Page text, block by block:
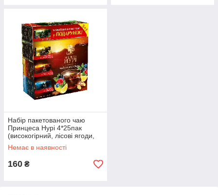
Набір пакетованого чаю
Принцеса Нурі 4*25пак
(високогірний, лісові ягоди,
лимонно-імбірний мікс,
бергамот)
Немає в наявності
160 ₴